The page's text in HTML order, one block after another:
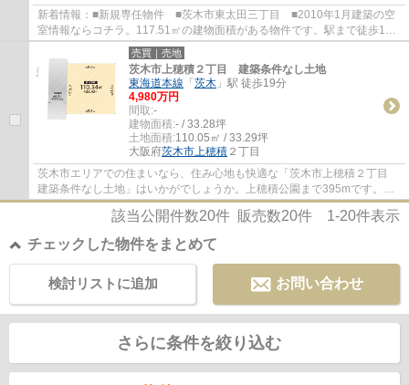
新着情報：■新規専任物件 ■茨木市東太田三丁目 ■2010年1月建築の空
室情報ならコチラ。117.51㎡の建物面積がある物件です。駅まで徒歩15
分の場所に立地しています。駐車が2台できるの...
売買｜売地
茨木市上穂積２丁目 建築条件なし土地
東海道本線 「 茨木 」駅 徒歩19分
4,980万円
間取:-
建物面積:- / 33.28坪
土地面積:110.05㎡ / 33.29坪
大阪府茨木市上穂積 ２丁目
茨木市エリアでの住まいなら、住み心地も快適な「茨木市上穂積２丁目
建築条件なし土地」はいかがでしょうか。上穂積公園まで395mです。建
築条件無しの土地ですので、自由度が高いで...
該当公開件数20件 販売数20件 1-20件表示
チェックした物件をまとめて
お問い合わせ
検討リストに追加
さらに条件を絞り込む